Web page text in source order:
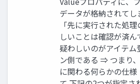
データが格納されてし
「先に実行された処
しいことは確認が済ん
疑わしいのがアイテム
ン側である ⇒ つまり
に関わる何らかの仕様